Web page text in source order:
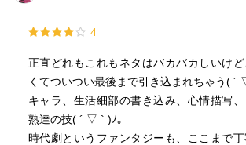
本家からは婿の替えならいくらでもいる…
みたいな扱いを受けていた。
2人湯治の帰りに宿に足止めされる。
相部屋になった老婆から佐一郎は
50年前に起こった不思議な話を聞く
老婆の身に起こった出来事とは……
4
正直どれもこれもネタはバカバカしいけ
くてついつい最後まで引き込まれちゃう( ´
キャラ、生活細部の書き込み、心情描写
熟達の技( ´ ▽ ` )ﾉ。
時代劇というファンタジーも、ここまで